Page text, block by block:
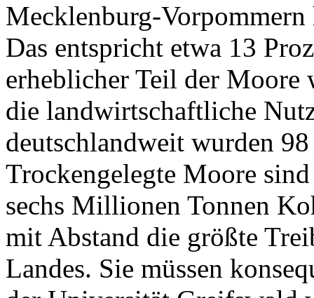
Mecklenburg-
Das entspricht etwa 13
erheblicher Teil der Moore
die landwirtschaftliche
deutschlandweit wurden
Trockengelegte Moore
sechs Millionen Tonnen
mit Abstand die größte
Landes. Sie müssen